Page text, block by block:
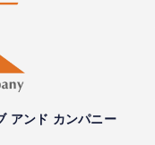
アンド カンパニー